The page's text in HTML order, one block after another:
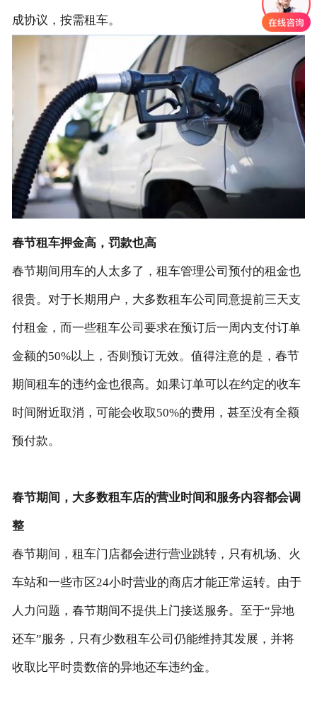
成协议，按需租车。
春节租车押金高，罚款也高
春节期间用车的人太多了，租车管理公司预付的租金也
很贵。对于长期用户，大多数租车公司同意提前三天支
付租金，而一些租车公司要求在预订后一周内支付订单
金额的50%以上，否则预订无效。值得注意的是，春节
期间租车的违约金也很高。如果订单可以在约定的收车
时间附近取消，可能会收取50%的费用，甚至没有全额
预付款。
春节期间，大多数租车店的营业时间和服务内容都会调
整
春节期间，租车门店都会进行营业跳转，只有机场、火
车站和一些市区24小时营业的商店才能正常运转。由于
人力问题，春节期间不提供上门接送服务。至于“异地
还车”服务，只有少数租车公司仍能维持其发展，并将
收取比平时贵数倍的异地还车违约金。